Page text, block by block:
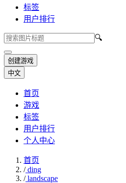
标签
用户排行
🔍
创建游戏
中文
首页
游戏
标签
用户排行
个人中心
首页
/ding
/landscape